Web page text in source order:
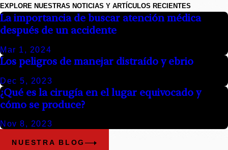
EXPLORE NUESTRAS NOTICIAS Y ARTÍCULOS RECIENTES
Mar 1, 2024
La importancia de buscar atención médica
después de un accidente
Dec 5, 2023
Los peligros de manejar distraído y ebrio
Nov 8, 2023
¿Qué es la cirugía en el lugar equivocado y
cómo se produce?
NUESTRA BLOG